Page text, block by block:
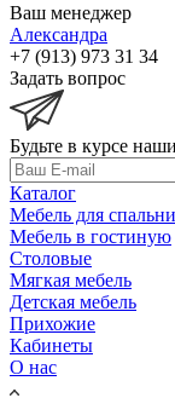
Ваш менеджер
Александра
+7 (913) 973 31 34
Задать вопрос
Будьте в курсе
Каталог
Мебель для спальни
Мебель в гостиную
Столовые
Мягкая мебель
Детская мебель
Прихожие
Кабинеты
О нас